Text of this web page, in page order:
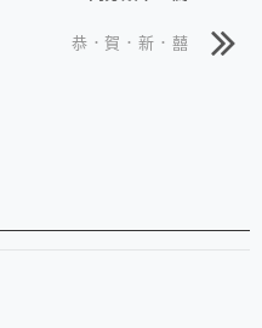
恭．賀．新．囍